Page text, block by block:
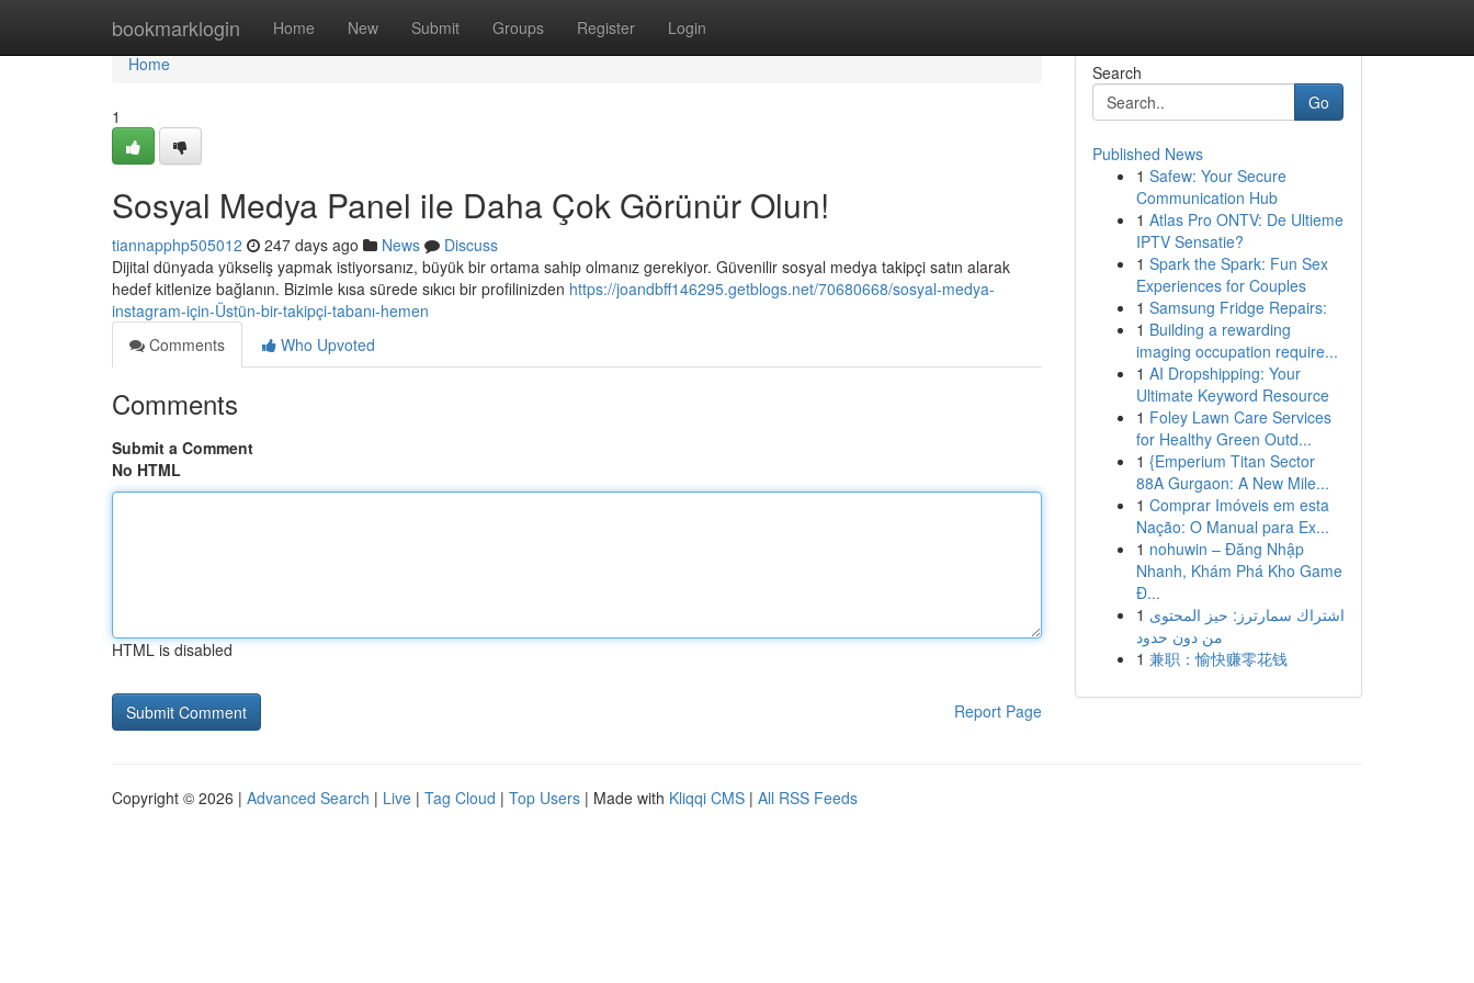
bookmarklogin Home New Submit Groups Register Login
Home
Home
1
Sosyal Medya Panel ile Daha Çok Görünür Olun!
tiannapphp505012 247 days ago News
Discuss
Dijital dünyada yükseliş yapmak istiyorsanız, büyük bir ortama sahip olmanız gerekiyor. Güvenilir sosyal medya takipçi satın alarak
hedef kitlenize bağlanın. Bizimle kısa sürede sıkıcı bir profilinizden https://joandbff146295.getblogs.net/70680668/sosyal-medya-
instagram-için-Üstün-bir-takipçi-tabanı-hemen
Comments
Who Upvoted
Comments
Submit a Comment
No HTML
HTML is disabled
Report Page
Search
Go
Published News
1 Safew: Your Secure
Communication Hub
1 Atlas Pro ONTV: De Ultieme
IPTV Sensatie?
1 Spark the Spark: Fun Sex
Experiences for Couples
1 Samsung Fridge Repairs:
1 Building a rewarding
imaging occupation require...
1 AI Dropshipping: Your
Ultimate Keyword Resource
1 Foley Lawn Care Services
for Healthy Green Outd...
1 {Emperium Titan Sector
88A Gurgaon: A New Mile...
1 Comprar Imóveis em esta
Nação: O Manual para Ex...
1 nohuwin – Đăng Nhập
Nhanh, Khám Phá Kho Game
Đ...
1 اشتراك سمارترز: حيز المحتوى
من دون حدود
1 兼职：愉快赚零花钱
Copyright © 2026 | Advanced Search | Live | Tag Cloud | Top Users | Made with Kliqqi CMS | All RSS Feeds